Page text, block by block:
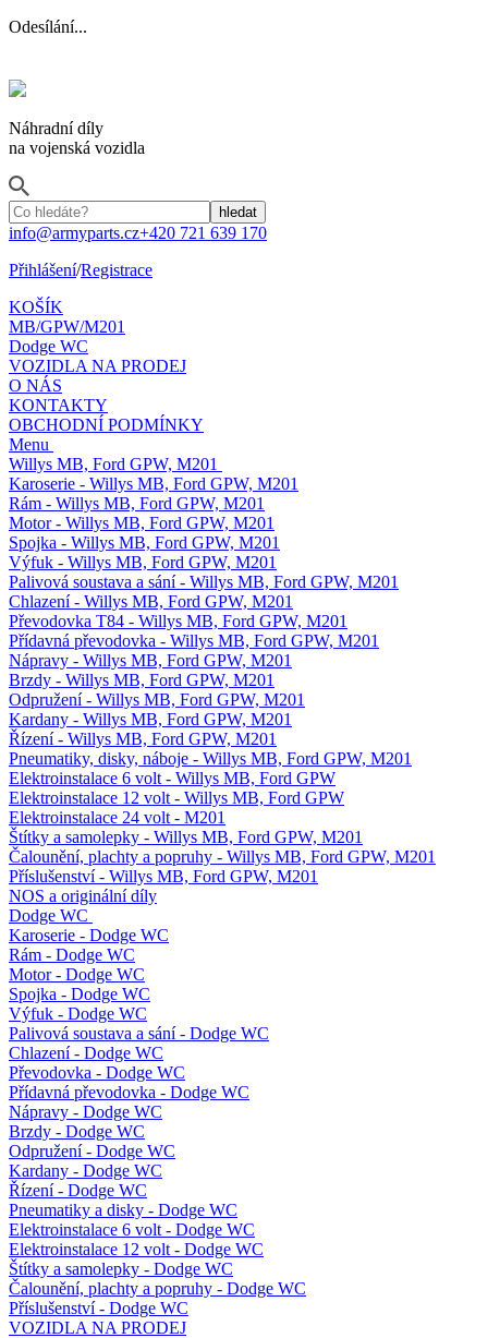
Odesílání...
Náhradní díly
na vojenská vozidla
info@armyparts.cz+420 721 639 170
Přihlášení/Registrace
KOŠÍK
MB/GPW/M201
Dodge WC
VOZIDLA NA PRODEJ
O NÁS
KONTAKTY
OBCHODNÍ PODMÍNKY
Menu
Willys MB, Ford GPW, M201
Karoserie - Willys MB, Ford GPW, M201
Rám - Willys MB, Ford GPW, M201
Motor - Willys MB, Ford GPW, M201
Spojka - Willys MB, Ford GPW, M201
Výfuk - Willys MB, Ford GPW, M201
Palivová soustava a sání - Willys MB, Ford GPW, M201
Chlazení - Willys MB, Ford GPW, M201
Převodovka T84 - Willys MB, Ford GPW, M201
Přídavná převodovka - Willys MB, Ford GPW, M201
Nápravy - Willys MB, Ford GPW, M201
Brzdy - Willys MB, Ford GPW, M201
Odpružení - Willys MB, Ford GPW, M201
Kardany - Willys MB, Ford GPW, M201
Řízení - Willys MB, Ford GPW, M201
Pneumatiky, disky, náboje - Willys MB, Ford GPW, M201
Elektroinstalace 6 volt - Willys MB, Ford GPW
Elektroinstalace 12 volt - Willys MB, Ford GPW
Elektroinstalace 24 volt - M201
Štítky a samolepky - Willys MB, Ford GPW, M201
Čalounění, plachty a popruhy - Willys MB, Ford GPW, M201
Příslušenství - Willys MB, Ford GPW, M201
NOS a originální díly
Dodge WC
Karoserie - Dodge WC
Rám - Dodge WC
Motor - Dodge WC
Spojka - Dodge WC
Výfuk - Dodge WC
Palivová soustava a sání - Dodge WC
Chlazení - Dodge WC
Převodovka - Dodge WC
Přídavná převodovka - Dodge WC
Nápravy - Dodge WC
Brzdy - Dodge WC
Odpružení - Dodge WC
Kardany - Dodge WC
Řízení - Dodge WC
Pneumatiky a disky - Dodge WC
Elektroinstalace 6 volt - Dodge WC
Elektroinstalace 12 volt - Dodge WC
Štítky a samolepky - Dodge WC
Čalounění, plachty a popruhy - Dodge WC
Příslušenství - Dodge WC
VOZIDLA NA PRODEJ